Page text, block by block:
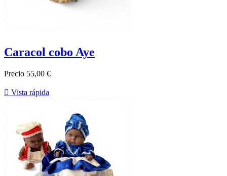
Caracol cobo Aye
Precio 55,00 €
 Vista rápida